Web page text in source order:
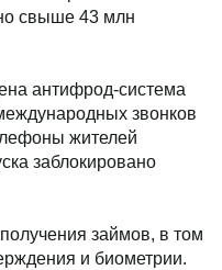
свыше 43 млн
антифрод-система
звонков
жителей
заблокировано
займов, в том
и биометрии.